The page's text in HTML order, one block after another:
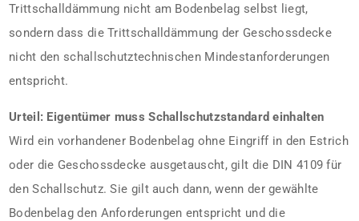
Trittschalldämmung nicht am Bodenbelag selbst liegt,
sondern dass die Trittschalldämmung der Geschossdecke
nicht den schallschutztechnischen Mindestanforderungen
entspricht.
Urteil: Eigentümer muss Schallschutzstandard einhalten
Wird ein vorhandener Bodenbelag ohne Eingriff in den Estrich
oder die Geschossdecke ausgetauscht, gilt die DIN 4109 für
den Schallschutz. Sie gilt auch dann, wenn der gewählte
Bodenbelag den Anforderungen entspricht und die